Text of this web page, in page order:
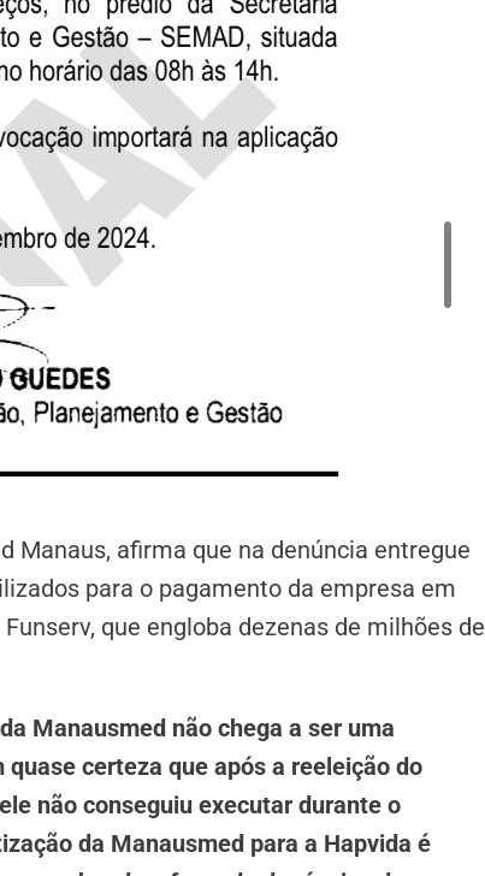
Manaus, afirma que na denúncia entregue
para o pagamento da empresa em
que engloba dezenas de milhões de
Manausmed não chega a ser uma
certeza que após a reeleição do
não conseguiu executar durante o
da Manausmed para a Hapvida é